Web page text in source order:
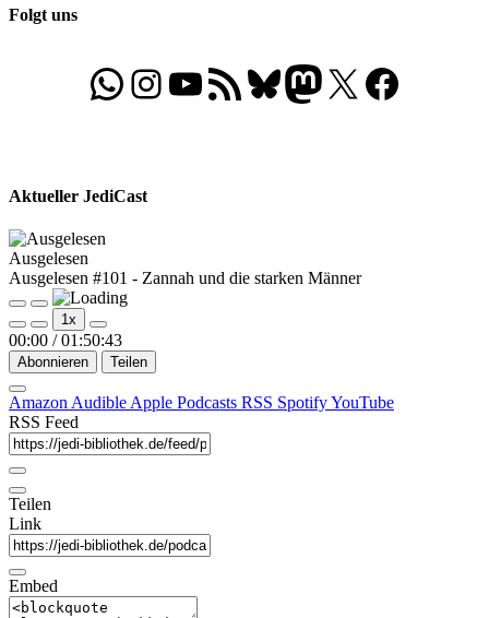
Folgt uns
WhatsApp
Folgt uns auf Instagram
Besucht unseren YouTube-Kanal
RSS-FeedBluesky
Folgt uns auf Mastodon
X Folgt uns auf
Aktueller JediCast
Ausgelesen
Ausgelesen #101 - Zannah und die starken Männer
Play
Episode
Pause
Episode
1x
00:00 / 01:50:43
Abonnieren Teilen
Amazon Audible Apple Podcasts RSS SpotifyYouTube
RSS Feed
Teilen
Link
Embed